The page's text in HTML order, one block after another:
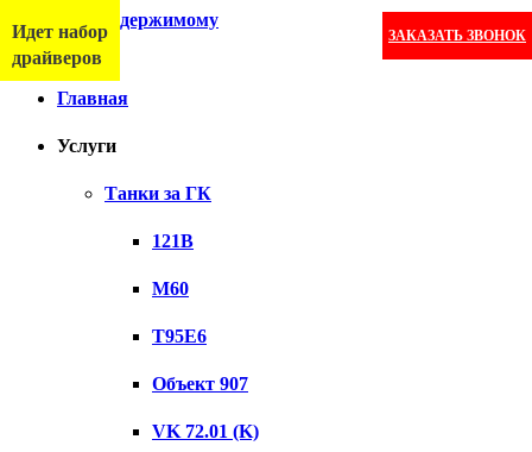
Перейти к содержимому
ЗАКАЗАТЬ ЗВОНОК
Меню
Главная
Услуги
Танки за ГК
121B
M60
T95E6
Объект 907
VK 72.01 (K)
Идет набор
драйверов